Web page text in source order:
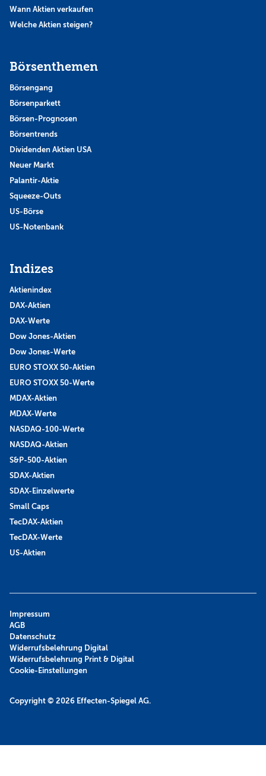
Wann Aktien verkaufen
Welche Aktien steigen?
Börsenthemen
Börsengang
Börsenparkett
Börsen-Prognosen
Börsentrends
Dividenden Aktien USA
Neuer Markt
Palantir-Aktie
Squeeze-Outs
US-Börse
US-Notenbank
Indizes
Aktienindex
DAX-Aktien
DAX-Werte
Dow Jones-Aktien
Dow Jones-Werte
EURO STOXX 50-Aktien
EURO STOXX 50-Werte
MDAX-Aktien
MDAX-Werte
NASDAQ-100-Werte
NASDAQ-Aktien
S&P-500-Aktien
SDAX-Aktien
SDAX-Einzelwerte
Small Caps
TecDAX-Aktien
TecDAX-Werte
US-Aktien
Copyright © 2026 Effecten-Spiegel AG.
Impressum
AGB
Datenschutz
Widerrufsbelehrung Digital
Widerrufsbelehrung Print & Digital
Cookie-Einstellungen